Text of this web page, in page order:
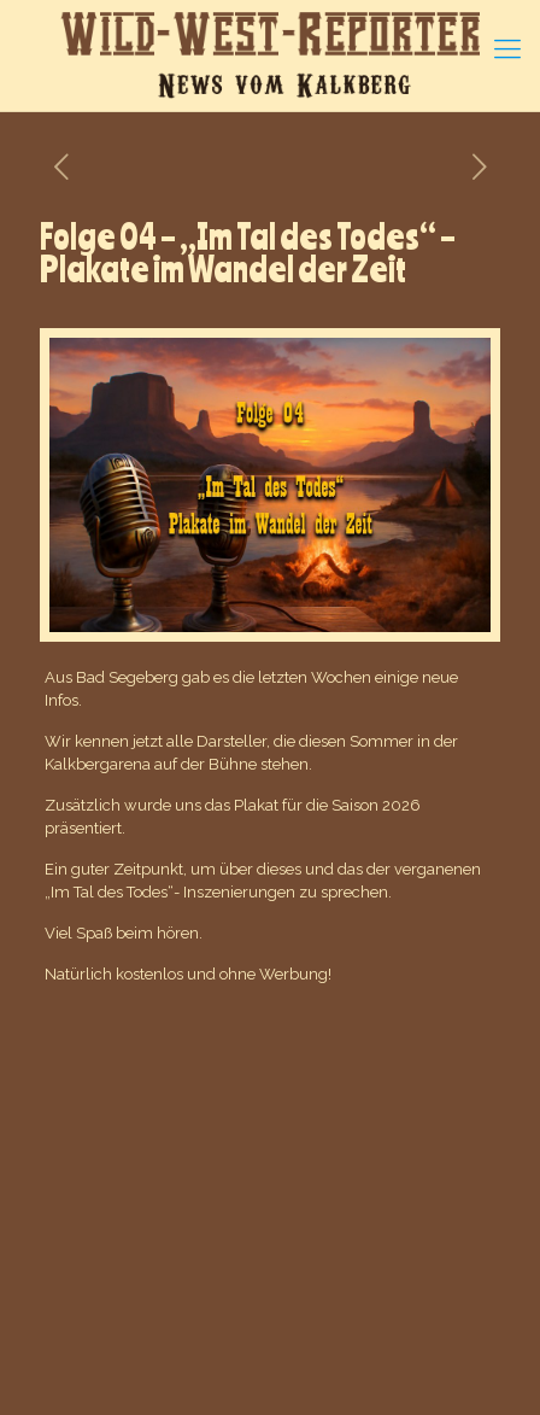
Folge 04 – „Im Tal des Todes“ –
Plakate im Wandel der Zeit
Aus Bad Segeberg gab es die letzten Wochen einige neue
Infos.
Wir kennen jetzt alle Darsteller, die diesen Sommer in der
Kalkbergarena auf der Bühne stehen.
Zusätzlich wurde uns das Plakat für die Saison 2026
präsentiert.
Ein guter Zeitpunkt, um über dieses und das der verganenen
„Im Tal des Todes“- Inszenierungen zu sprechen.
Viel Spaß beim hören.
Natürlich kostenlos und ohne Werbung!